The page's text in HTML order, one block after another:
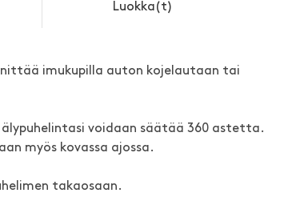
Luokka(t)
imukupilla auton kojelautaan tai
voidaan säätää 360 astetta.
myös kovassa ajossa.
takaosaan.